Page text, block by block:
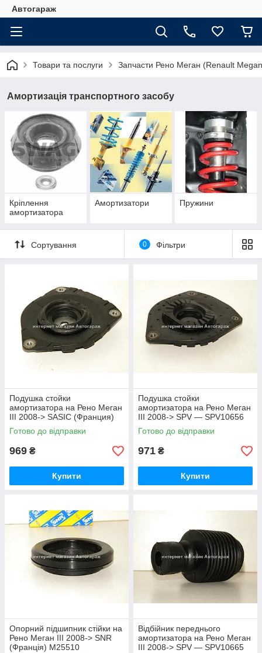
Автогараж
Товари та послуги Запчасти Рено Меган (Renault
Амортизація транспортного засобу
Кріплення
амортизатора
Амортизатори Пружини
Сортування 0 Фільтри
Подушка стойки
амортизатора на Рено Меган
III 2008-> SASIC (Франция)
2654019
Готово до відправки
969 ₴
Купити
Подушка стойки
амортизатора на Рено Меган
III 2008-> SPV — SPV10656
Готово до відправки
971 ₴
Купити
Опорний підшипник стійки на
Рено Меган III 2008-> SNR
(Франція) M25510
Відбійник переднього
амортизатора на Рено Меган
III 2008-> SPV — SPV10665